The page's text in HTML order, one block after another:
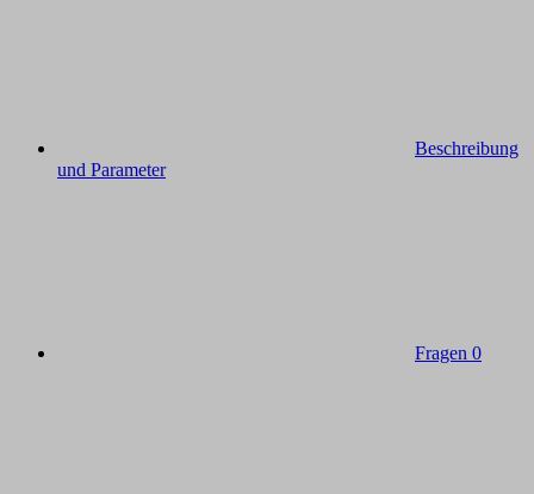
Beschreibung
und Parameter
Fragen 0